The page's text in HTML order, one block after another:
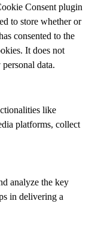
Consent plugin
to store whether or
consented to the
It does not
personal data.
like
platforms, collect
analyze the key
in delivering a